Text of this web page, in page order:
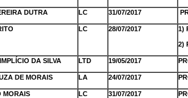
DUTRA LC 31/07/2017
LC 28/07/2017 1)
2)
DA SILVA LTD 19/05/2017
DE MORAIS LA 24/07/2017
MORAIS LC 31/07/2017